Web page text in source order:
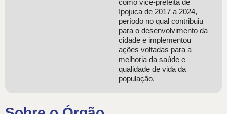
como vice-prefeita de
Ipojuca de 2017 a 2024,
período no qual contribuiu
para o desenvolvimento da
cidade e implementou
ações voltadas para a
melhoria da saúde e
qualidade de vida da
população.